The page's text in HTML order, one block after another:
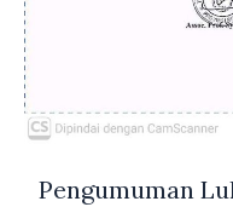
Pengumuman